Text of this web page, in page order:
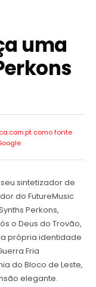
uma
comofonte
sintetizador de
do FutureMusic
Perkons,
o Deus do Trovão,
própria identidade
Fria
do Bloco de Leste,
elegante.